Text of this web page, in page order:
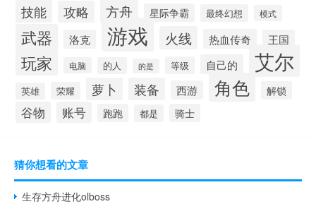
技能 攻略 方舟 星际争霸 最终幻想 模式
武器 洛克 游戏 火线 热血传奇 王国
玩家 电脑 的人 的是 等级 自己的 艾尔
英雄 荣耀 萝卜 装备 西游 角色 解锁
谷物 账号 跑跑 都是 骑士
猜你想看的文章
生存方舟进化olboss